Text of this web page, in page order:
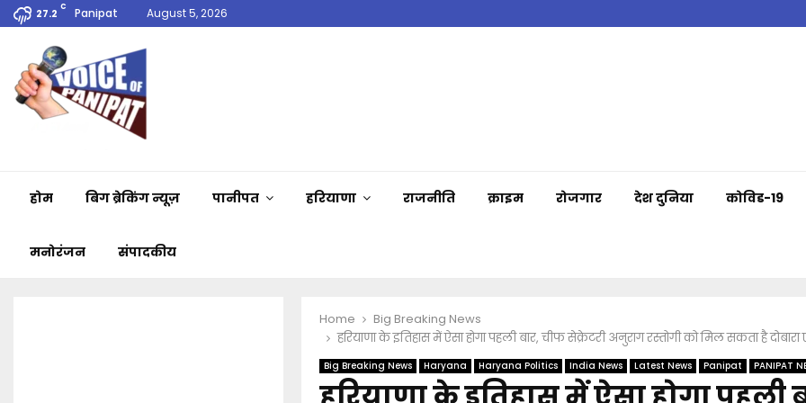
27.2 C Panipat August 5, 2026
होम बिग ब्रेकिंग न्यूज़ पानीपत हरियाणा राजनीति क्राइम रोजगार देश दुनिया कोविड-19
मनोरंजन संपादकीय
Home
Big Breaking News
हरियाणा के इतिहास में ऐसा होगा पहली बार, चीफ सेक्रेटरी अनुराग रस्तोगी को मिल सकता है
Big Breaking News Haryana Haryana Politics India News Latest News Panipat PANIPAT